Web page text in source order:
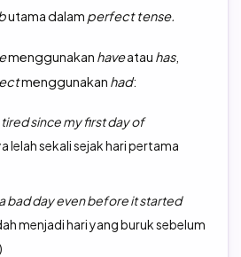
utama dalam perfect tense.
menggunakan haveatau has,
menggunakan had:
tired since my first day of
lelah sekali sejak hari pertama
bad day even before it started
menjadi hari yang buruk sebelum